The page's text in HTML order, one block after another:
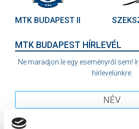
MTK BUDAPEST II
MTK BUDAPEST HÍRLEVÉL
Ne maradjon le egy eseményről sem!
hírlevelünkre: